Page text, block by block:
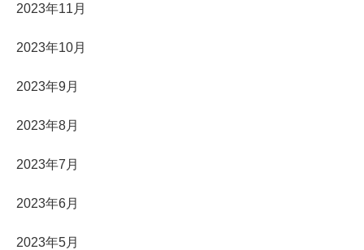
2023年11月
2023年10月
2023年9月
2023年8月
2023年7月
2023年6月
2023年5月